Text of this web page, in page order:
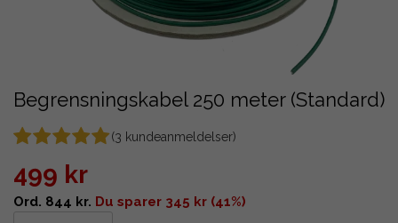
Begrensningskabel 250 meter (Standard)
(3 kundeanmeldelser)
499 kr
Ord. 844 kr. Du sparer 345 kr (41%)